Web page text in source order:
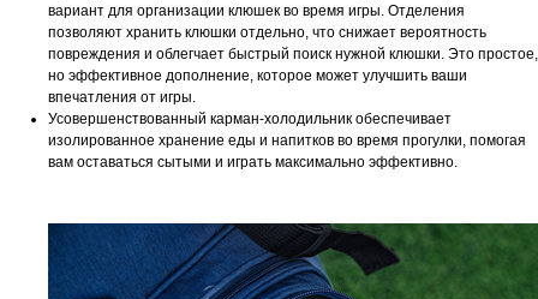
вариант для организации клюшек во время игры. Отделения
позволяют хранить клюшки отдельно, что снижает вероятность
повреждения и облегчает быстрый поиск нужной клюшки. Это простое,
но эффективное дополнение, которое может улучшить ваши
впечатления от игры.
Усовершенствованный карман-холодильник обеспечивает
изолированное хранение еды и напитков во время прогулки, помогая
вам оставаться сытыми и играть максимально эффективно.